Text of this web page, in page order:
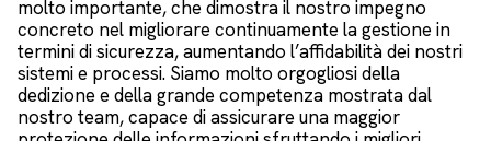
molto importante, che dimostra il nostro impegno
concreto nel migliorare continuamente la gestione in
termini di sicurezza, aumentando l’affidabilità dei nostri
sistemi e processi. Siamo molto orgogliosi della
dedizione e della grande competenza mostrata dal
nostro team, capace di assicurare una maggior